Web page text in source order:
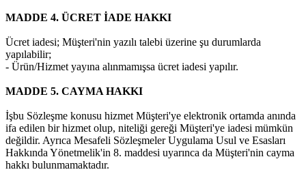
MADDE 4. ÜCRET İADE HAKKI
Ücret iadesi; Müşteri'nin yazılı talebi üzerine şu durumlarda
yapılabilir;
- Ürün/Hizmet yayına alınmamışsa ücret iadesi yapılır.
MADDE 5. CAYMA HAKKI
İşbu Sözleşme konusu hizmet Müşteri'ye elektronik ortamda anında
ifa edilen bir hizmet olup, niteliği gereği Müşteri'ye iadesi mümkün
değildir. Ayrıca Mesafeli Sözleşmeler Uygulama Usul ve Esasları
Hakkında Yönetmelik'in 8. maddesi uyarınca da Müşteri'nin cayma
hakkı bulunmamaktadır.